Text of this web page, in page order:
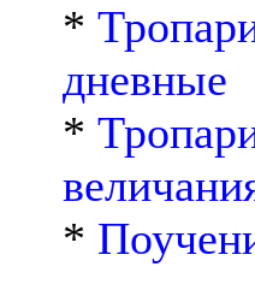
*
дневные
*
*